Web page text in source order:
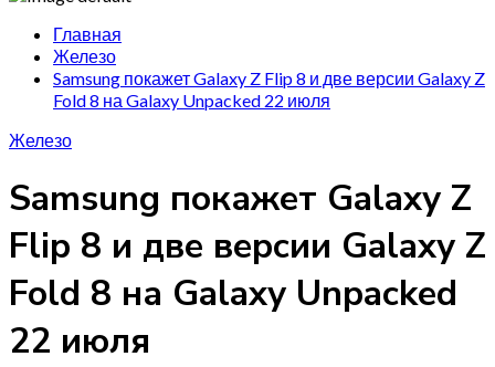
Главная
Железо
Samsung покажет Galaxy Z Flip 8 и две версии Galaxy Z
Fold 8 на Galaxy Unpacked 22 июля
Железо
Samsung покажет Galaxy Z
Flip 8 и две версии Galaxy Z
Fold 8 на Galaxy Unpacked
22 июля